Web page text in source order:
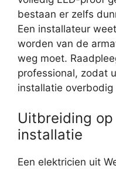
bestaan er zelfs
Een installateur
worden van de
weg moet.
professional, zodat
installatie
Uitbreiding
installatie
Een elektricien uit